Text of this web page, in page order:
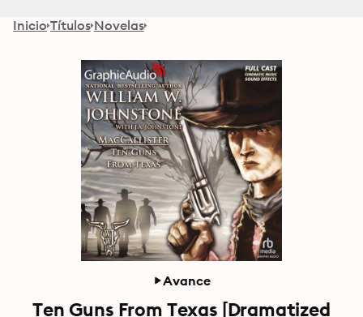
Inicio Títulos Novelas
Avance
Ten Guns From Texas [Dramatized